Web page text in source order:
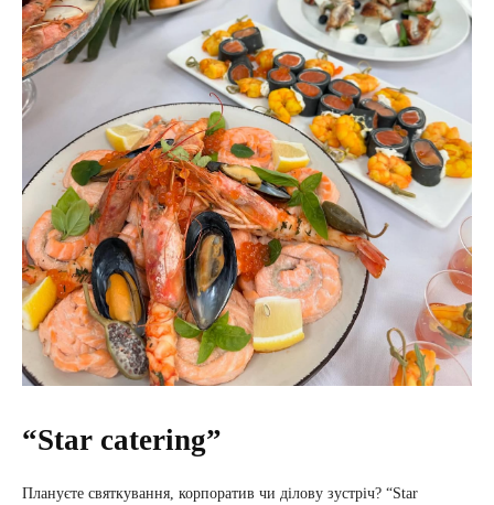
“Star catering”
Плануєте святкування, корпоратив чи ділову зустріч? “Star